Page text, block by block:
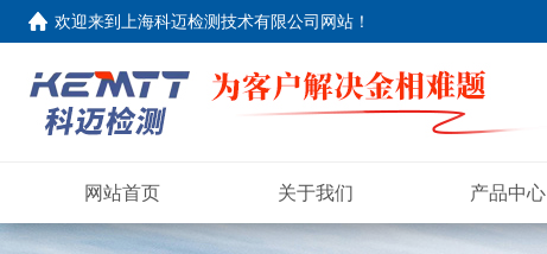
欢迎来到 上海科迈检测技术有限公司网站 ！
网站首页 关于我们 产品中心